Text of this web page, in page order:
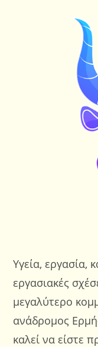
Υγεία, εργασία,
εργασιακές
μεγαλύτερο
ανάδρομος
καλεί να είστε